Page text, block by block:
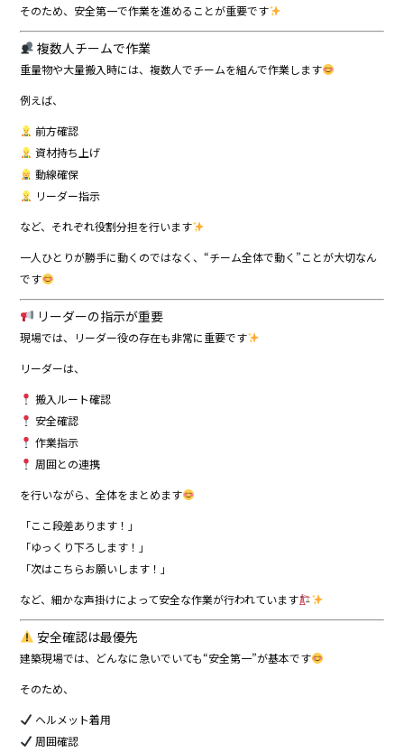
そのため、安全第一で作業を進めることが重要です
複数人チームで作業
重量物や大量搬入時には、複数人でチームを組んで作業します
例えば、
前方確認
資材持ち上げ
動線確保
リーダー指示
など、それぞれ役割分担を行います
一人ひとりが勝手に動くのではなく、“チーム全体で動く”ことが大切なん
です
リーダーの指示が重要
現場では、リーダー役の存在も非常に重要です
リーダーは、
搬入ルート確認
安全確認
作業指示
周囲との連携
を行いながら、全体をまとめます
「ここ段差あります！」
「ゆっくり下ろします！」
「次はこちらお願いします！」
など、細かな声掛けによって安全な作業が行われています
安全確認は最優先
建築現場では、どんなに急いでいても“安全第一”が基本です
そのため、
ヘルメット着用
周囲確認